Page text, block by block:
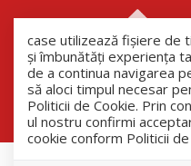
case utilizează fişiere de
și îmbunătăți experiența
de a continua navigarea
să aloci timpul necesar
Politicii de Cookie. Prin
ul nostru confirmi
cookie conform Politicii de